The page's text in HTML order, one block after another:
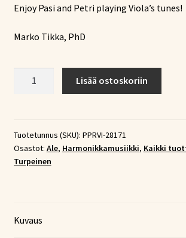
Enjoy Pasi and Petri playing Viola’s tunes!
Marko Tikka, PhD
-
Viola
(CD)
Lisää ostoskoriin
Tuotetunnus (SKU): PPRVI-28171
Osastot: Ale, Harmonikkamusiikki, Kaikki
Turpeinen
Kuvaus